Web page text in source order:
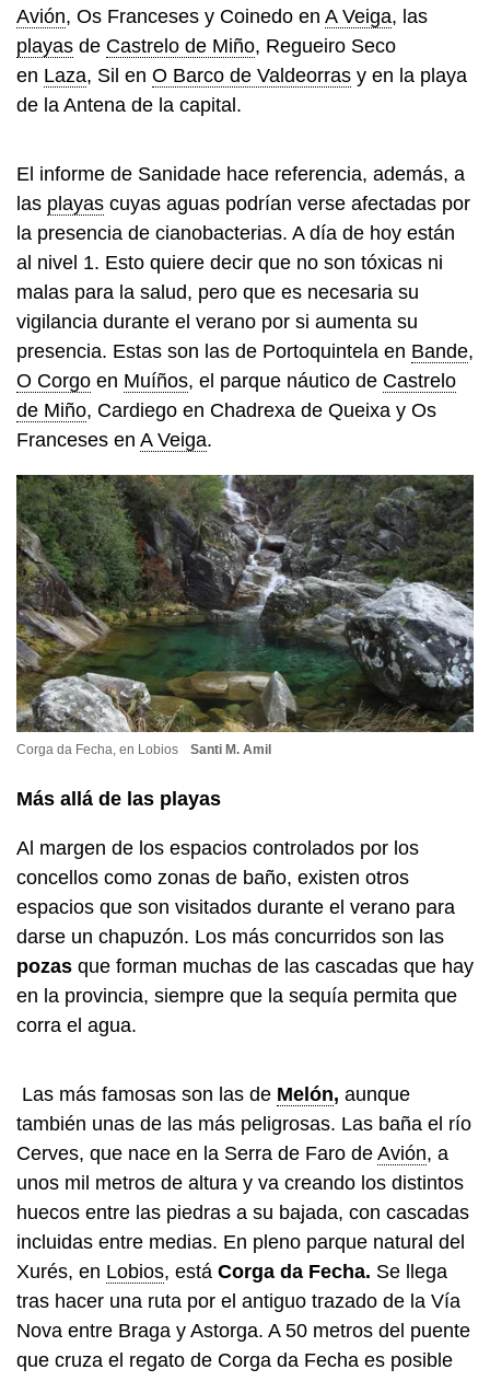
Avión, Os Franceses y Coinedo en A Veiga, las
playas de Castrelo de Miño, Regueiro Seco
en Laza, Sil en O Barco de Valdeorras y en la playa
de la Antena de la capital.
El informe de Sanidade hace referencia, además, a
las playas cuyas aguas podrían verse afectadas por
la presencia de cianobacterias. A día de hoy están
al nivel 1. Esto quiere decir que no son tóxicas ni
malas para la salud, pero que es necesaria su
vigilancia durante el verano por si aumenta su
presencia. Estas son las de Portoquintela en Bande,
O Corgo en Muíños, el parque náutico de Castrelo
de Miño, Cardiego en Chadrexa de Queixa y Os
Franceses en A Veiga.
Corga da Fecha, en Lobios Santi M. Amil
Más allá de las playas
Al margen de los espacios controlados por los
concellos como zonas de baño, existen otros
espacios que son visitados durante el verano para
darse un chapuzón. Los más concurridos son las
pozas que forman muchas de las cascadas que hay
en la provincia, siempre que la sequía permita que
corra el agua.
Las más famosas son las de Melón, aunque
también unas de las más peligrosas. Las baña el río
Cerves, que nace en la Serra de Faro de Avión, a
unos mil metros de altura y va creando los distintos
huecos entre las piedras a su bajada, con cascadas
incluidas entre medias. En pleno parque natural del
Xurés, en Lobios, está Corga da Fecha. Se llega
tras hacer una ruta por el antiguo trazado de la Vía
Nova entre Braga y Astorga. A 50 metros del puente
que cruza el regato de Corga da Fecha es posible